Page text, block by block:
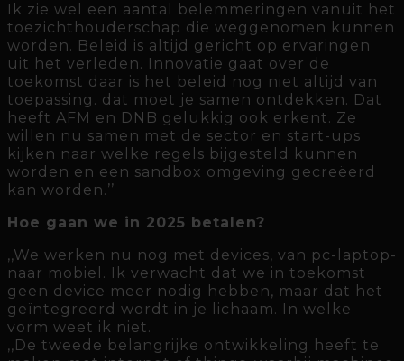
Ik zie wel een aantal belemmeringen vanuit het
toezichthouderschap die weggenomen kunnen
worden. Beleid is altijd gericht op ervaringen
uit het verleden. Innovatie gaat over de
toekomst daar is het beleid nog niet altijd van
toepassing. dat moet je samen ontdekken. Dat
heeft AFM en DNB gelukkig ook erkent. Ze
willen nu samen met de sector en start-ups
kijken naar welke regels bijgesteld kunnen
worden en een sandbox omgeving gecreëerd
kan worden.’’
Hoe gaan we in 2025 betalen?
,,We werken nu nog met devices, van pc-laptop-
naar mobiel. Ik verwacht dat we in toekomst
geen device meer nodig hebben, maar dat het
geïntegreerd wordt in je lichaam. In welke
vorm weet ik niet.
,,De tweede belangrijke ontwikkeling heeft te